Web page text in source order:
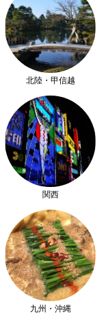
北陸・甲信越
関西
九州・沖縄